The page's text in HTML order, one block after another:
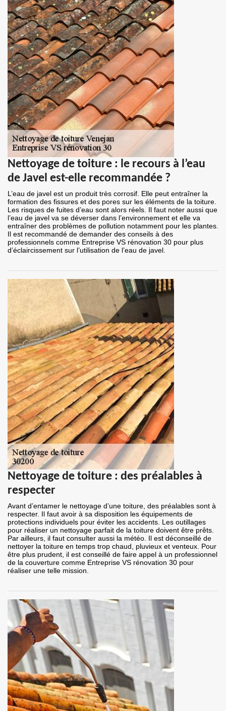
Nettoyage de toiture : le recours à l’eau
de Javel est-elle recommandée ?
L’eau de javel est un produit très corrosif. Elle peut entraîner la
formation des fissures et des pores sur les éléments de la toiture.
Les risques de fuites d’eau sont alors réels. Il faut noter aussi que
l’eau de javel va se déverser dans l’environnement et elle va
entraîner des problèmes de pollution notamment pour les plantes.
Il est recommandé de demander des conseils à des
professionnels comme Entreprise VS rénovation 30 pour plus
d’éclaircissement sur l’utilisation de l’eau de javel.
Nettoyage de toiture : des préalables à
respecter
Avant d’entamer le nettoyage d’une toiture, des préalables sont à
respecter. Il faut avoir à sa disposition les équipements de
protections individuels pour éviter les accidents. Les outillages
pour réaliser un nettoyage parfait de la toiture doivent être prêts.
Par ailleurs, il faut consulter aussi la météo. Il est déconseillé de
nettoyer la toiture en temps trop chaud, pluvieux et venteux. Pour
être plus prudent, il est conseillé de faire appel à un professionnel
de la couverture comme Entreprise VS rénovation 30 pour
réaliser une telle mission.